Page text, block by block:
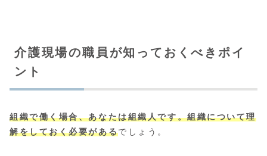
介護現場の職員が知っておくべきポイ
ント
組織で働く場合、あなたは組織人です。組織について理
解をしておく必要があるでしょう。